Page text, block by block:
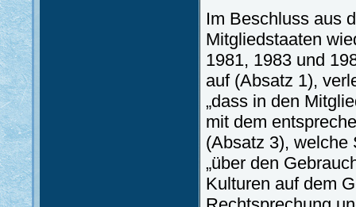
Im Beschluss aus
Mitgliedstaaten
1981, 1983 und
auf (Absatz 1),
„dass in den
mit dem
(Absatz 3), welche
„über den
Kulturen auf dem